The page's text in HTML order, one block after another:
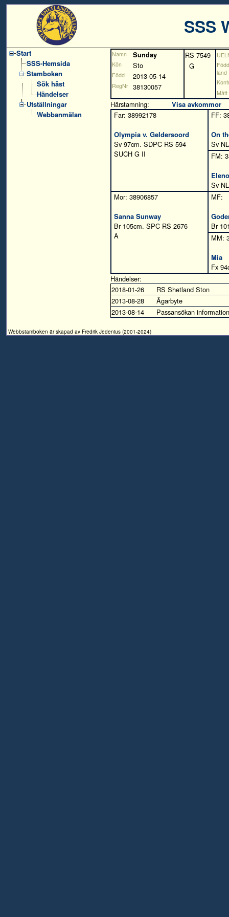
SSS
Start
SSS-Hemsida
Stamboken
Sök häst
Händelser
Utställningar
Webbanmälan
Namn Sunday
Kön Sto
Född 2013-05-14
RegNr 38130057
RS 7549
G
Född
land
Mått
Härstamning:
Visa avkommor
Far: 38992178
Olympia v. Geldersoord
Sv 97cm. SDPC RS 594
SUCH G II
FF:
On
Sv
FM:
Sv
Mor: 38906857
Sanna Sunway
Br 105cm. SPC RS 2676
A
MF:
Br
MM:
Mia
Fx
Händelser:
2018-01-26
RS Shetland Ston
2013-08-28
Ägarbyte
2013-08-14
Passansökan information
Webbstamboken är skapad av Fredrik Jedenius (2001-2024)